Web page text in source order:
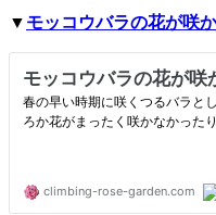
▼ モッコウバラの花が咲